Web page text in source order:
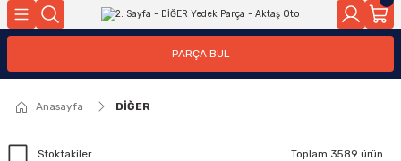
PARÇA BUL
Anasayfa DİĞER
Stoktakiler Toplam 3589 ürün